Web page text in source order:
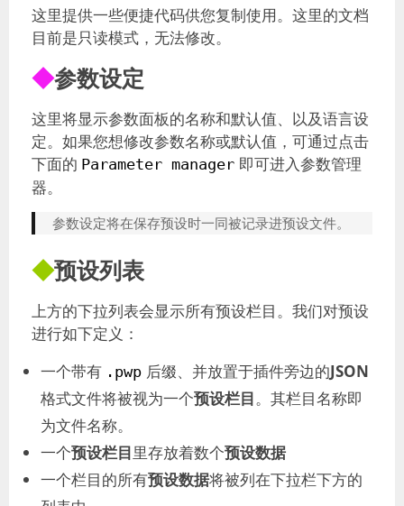
这里提供一些便捷代码供您复制使用。这里的文档
目前是只读模式，无法修改。
◆参数设定
这里将显示参数面板的名称和默认值、以及语言设
定。如果您想修改参数名称或默认值，可通过点击
下面的 Parameter manager 即可进入参数管理
器。
参数设定将在保存预设时一同被记录进预设文件。
◆预设列表
上方的下拉列表会显示所有预设栏目。我们对预设
进行如下定义：
一个带有 .pwp 后缀、并放置于插件旁边的JSON
格式文件将被视为一个预设栏目。其栏目名称即
为文件名称。
一个预设栏目里存放着数个预设数据
一个栏目的所有预设数据将被列在下拉栏下方的